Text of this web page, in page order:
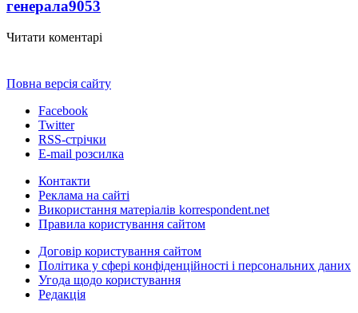
генерала9053
Читати коментарі
Повна версія сайту
Facebook
Twitter
RSS-стрічки
E-mail розсилка
Контакти
Реклама на сайті
Використання матеріалів korrespondent.net
Правила користування сайтом
Договір користування сайтом
Політика у сфері конфіденційності і персональних даних
Угода щодо користування
Редакція